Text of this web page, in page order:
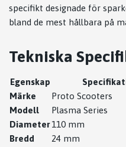
specifikt designade för
bland de mest hållbara på
Tekniska
Egenskap
Märke
Proto Scooters
Modell
Plasma Series
Diameter110 mm
Bredd
24 mm